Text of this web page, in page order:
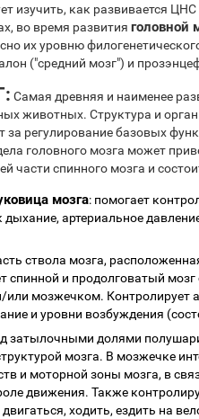
изучить, как развивается
во время развития головной
их уровню
("средний мозг") и
Самая древняя и наименее
животных. Структура и
за регулирование базовых
головного мозга может
части спинного мозга и
мозга: помогает
артериальное
ствола мозга,
спинной и продолговатый
или мозжечком. Контролирует
и уровни возбуждения
затылочными долями
мозга. В мозжечке
и моторной зоны мозга, в
движения. Также
ходить, ездить на